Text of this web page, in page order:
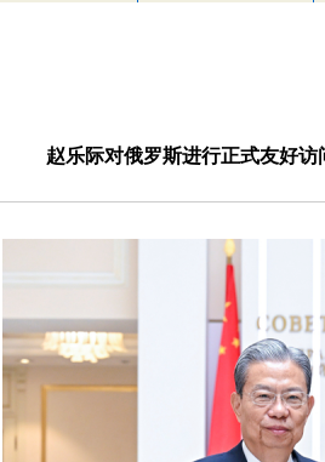
赵乐际对俄罗斯进行正式友好